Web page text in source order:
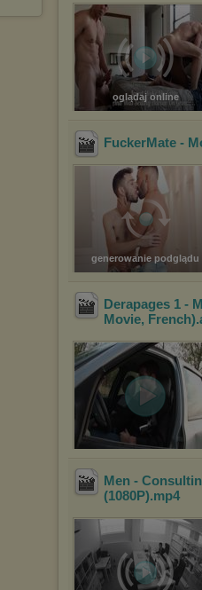
oglądaj online
FuckerMate -
generowanie podglądu
Derapages 1 -
Movie, French)
Men -
(1080P).mp4